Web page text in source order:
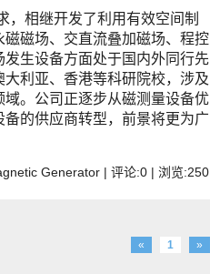
，相继开发了利用有效空间制
磁场、交直流叠加磁场、程控
生设备方面处于国内外同行先
利亚、香港等科研院校，涉及
。公司正逐步从磁测量设备优
的供应商转型，前景将更为广
Generator | 评论:0 | 浏览:250
« 1 »